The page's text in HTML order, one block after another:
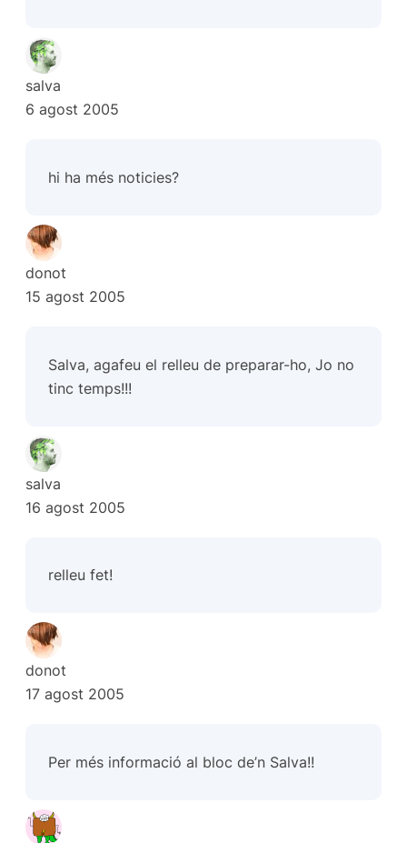
salva
6 agost 2005
hi ha més noticies?
donot
15 agost 2005
Salva, agafeu el relleu de preparar-ho, Jo no
tinc temps!!!
salva
16 agost 2005
relleu fet!
donot
17 agost 2005
Per més informació al bloc de’n Salva!!